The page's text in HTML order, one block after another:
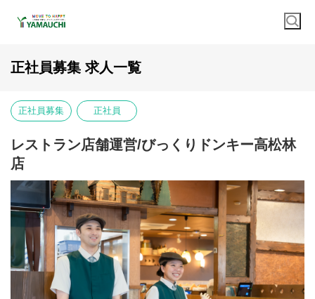
正社員募集 求人一覧
正社員募集 正社員
レストラン店舗運営/びっくりドンキー高松林
店